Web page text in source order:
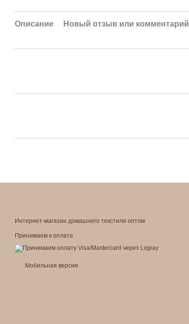
Описание Новый отзыв или комментарий
Интернет-магазин домашнего текстиля оптом
Принимаем к оплате
Мобильная версия